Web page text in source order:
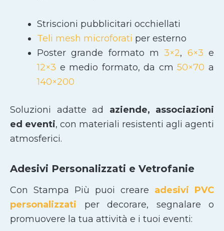
Striscioni pubblicitari occhiellati
Teli mesh microforati per esterno
Poster grande formato m3×2, 6×3 e
12×3 e medio formato, da cm50×70 a
140×200
Soluzioni adatte ad aziende, associazioni
ed eventi, con materiali resistenti agli agenti
atmosferici.
Adesivi Personalizzati e Vetrofanie
Con Stampa Più puoi creare adesivi PVC
personalizzati per decorare, segnalare o
promuovere la tua attività e i tuoi eventi: